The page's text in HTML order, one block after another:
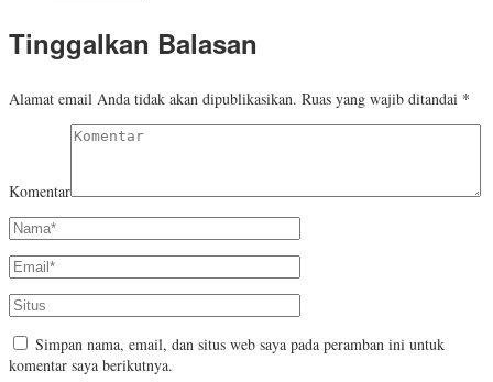
Tinggalkan Balasan
Alamat email Anda tidak akan dipublikasikan. Ruas yang wajib ditandai *
Komentar
Simpan nama, email, dan situs web saya pada peramban ini untuk
komentar saya berikutnya.